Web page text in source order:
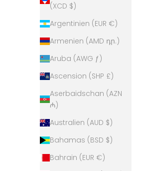
(XCD $)
Argentinien (EUR €)
Armenien (AMD դր.)
Aruba (AWG ƒ)
Ascension (SHP £)
Aserbaidschan (AZN
₼)
Australien (AUD $)
Bahamas (BSD $)
Bahrain (EUR €)
Majas Coffee x Connis
Angebot
€21,00